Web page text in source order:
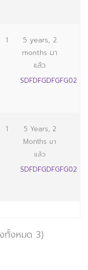
1
5 years, 2
months มา
แล้ว
SDFDFGDFGFG02
1
5 Years, 2
Months มา
แล้ว
SDFDFGDFGFG02
ทั้งหมด 3)